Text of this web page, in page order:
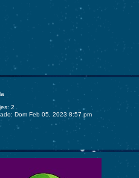
2
Dom Feb 05, 2023 8:57 pm